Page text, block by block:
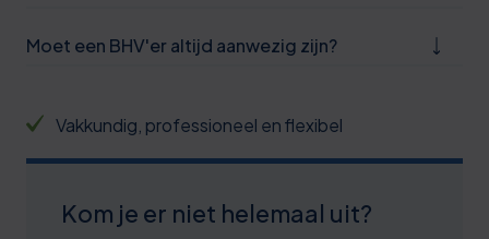
Moet een BHV'er altijd aanwezig zijn?
Vakkundig, professioneel en flexibel
Kom je er niet helemaal uit?